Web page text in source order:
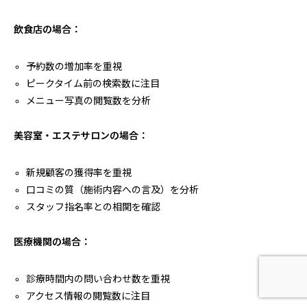
飲食店の場合：
予約数の増加率を重視
ピークタイム前の検索数に注目
メニュー写真の閲覧数を分析
美容室・エステサロンの場合：
新規顧客の獲得率を重視
口コミの質（施術内容への言及）を分析
スタッフ指名率との相関を確認
医療機関の場合：
診療時間内の問い合わせ数を重視
アクセス情報の閲覧数に注目
ホーム 問い合わせ